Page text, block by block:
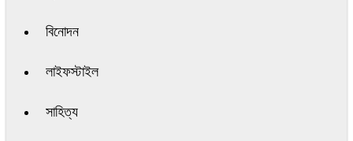
বিনোদন
লাইফস্টাইল
সাহিত্য